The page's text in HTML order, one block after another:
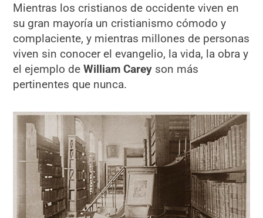
Mientras los cristianos de occidente viven en
su gran mayoría un cristianismo cómodo y
complaciente, y mientras millones de personas
viven sin conocer el evangelio, la vida, la obra y
el ejemplo de William Carey son más
pertinentes que nunca.